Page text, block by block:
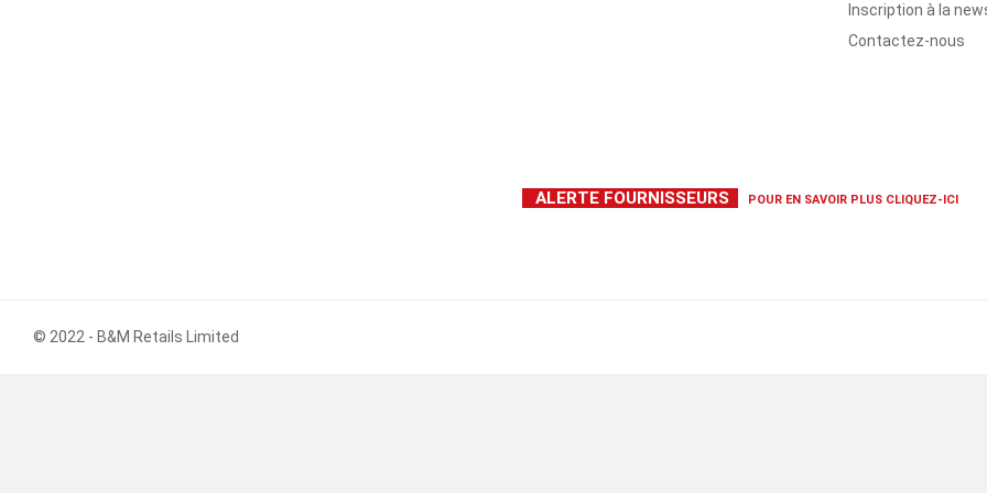
Inscription à la
Contactez-nous
ALERTE FOURNISSEURS POUR EN SAVOIR PLUS CLIQUEZ-ICI
© 2022 - B&M Retails Limited